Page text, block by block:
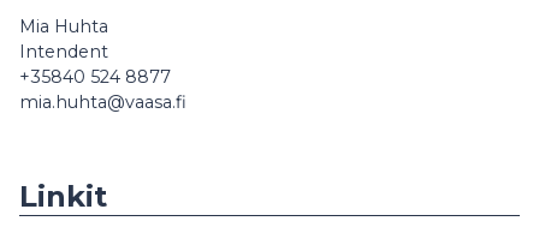
Mia Huhta
Intendent
+35840 524 8877
mia.huhta@vaasa.fi
Linkit